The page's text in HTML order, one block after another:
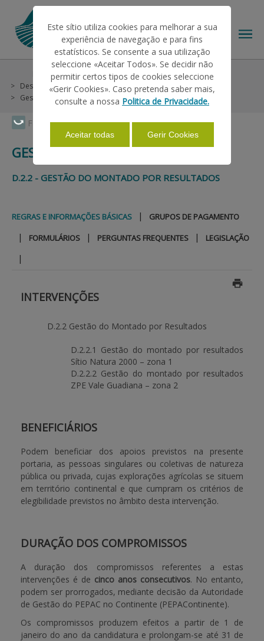
Faça Swipe para ver o menu
HELP/SUPPORT
INFORMATIONS
BENEFICIARY SUPPORT
Help/Support
Helps on Unique Request
Desenvolvimento Rural
Continente
Áreas Sensíveis
Gestão do Montado
Regras e Informações Básicas
GESTÃO DO MONTADO
D.2.2 - GESTÃO DO MONTADO POR RESULTADOS
REGRAS E INFORMAÇÕES BÁSICAS | GRUPOS DE PAGAMENTO
| FORMULÁRIOS | PERGUNTAS FREQUENTES | LEGISLAÇÃO
|
INTERVENÇÕES
D.2.2 Gestão do Montado por Resultados
D.2.2.1 Gestão do montado por resultados
Sítio Natura 2000 – zona 1
D.2.2.2 Gestão do montado por resultados
ZPE Vale Guadiana – zona 2
BENEFICIÁRIOS
Podem beneficiar dos apoios previstos na presente
portaria, as pessoas singulares ou coletivas de natureza
pública ou privada, cujas explorações agrícolas se situem
em território continental e que cumpram os critérios de
elegibilidade previstos no âmbito desta intervenção.
DURAÇÃO DOS COMPROMISSOS
A duração dos compromissos referentes a estas
intervenções é de cinco anos consecutivos. No entanto,
podem ser prorrogados, mediante decisão da Autoridade
de Gestão do PEPAC no Continente (PEPAContinente).
Os compromissos produzem efeitos a partir de 1 de
janeiro do ano da candidatura e prolongam-se até 31 de
Este sítio utiliza cookies para melhorar a sua
experiência de navegação e para fins
estatísticos. Se consente a sua utilização
seleccione «Aceitar Todos». Se decidir não
permitir certos tipos de cookies seleccione
«Gerir Cookies». Caso pretenda saber mais,
consulte a nossa Politica de Privacidade.
Aceitar todas Gerir Cookies